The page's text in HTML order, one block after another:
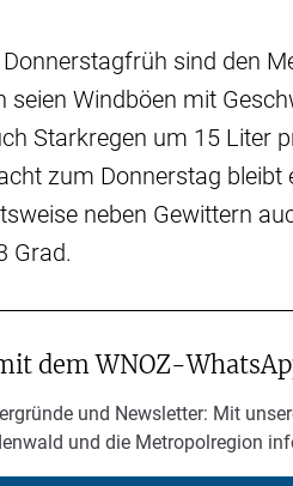
sind den
seien Windböen mit
Starkregen um 15 Liter
zum Donnerstag bleibt
neben Gewittern
Grad.
dem WNOZ-
und Newsletter: Mit
und die Metropolregion